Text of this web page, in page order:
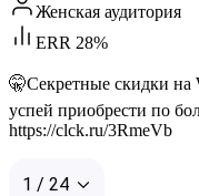
Женская аудитория
ERR 28%
🤫Секретные скидки
успей приобрести по
https://clck.ru/3RmeVb
1 / 24